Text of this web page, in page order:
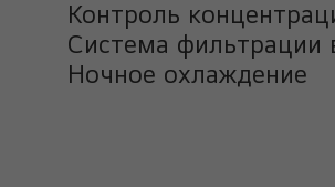
Контроль
Система фильтрации
Ночное охлаждение